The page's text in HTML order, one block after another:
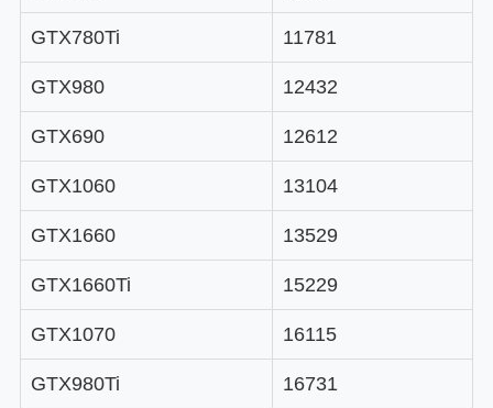
GTX780Ti 11781
GTX980 12432
GTX690 12612
GTX1060 13104
GTX1660 13529
GTX1660Ti 15229
GTX1070 16115
GTX980Ti 16731